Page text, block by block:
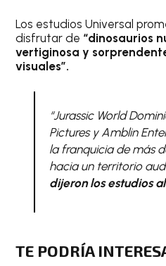
Los estudios Universal
disfrutar de “dinosaurios
vertiginosa y
visuales”.
“Jurassic World
Pictures y Amblin
la franquicia de más
hacia un territorio
dijeron los estudios
TE PODRÍA